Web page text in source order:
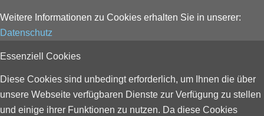
Weitere Informationen zu Cookies erhalten Sie in unserer:
Datenschutz
Essenziell Cookies
Diese Cookies sind unbedingt erforderlich, um Ihnen die über
unsere Webseite verfügbaren Dienste zur Verfügung zu stellen
und einige ihrer Funktionen zu nutzen. Da diese Cookies